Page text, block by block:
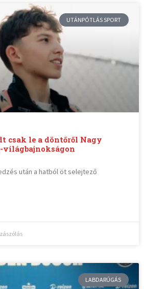
UTÁNPÓTLÁS SPORT
csak le a döntőről Nagy
világbajnokságon
után a hatból öt selejtező
LABDARÚGÁS